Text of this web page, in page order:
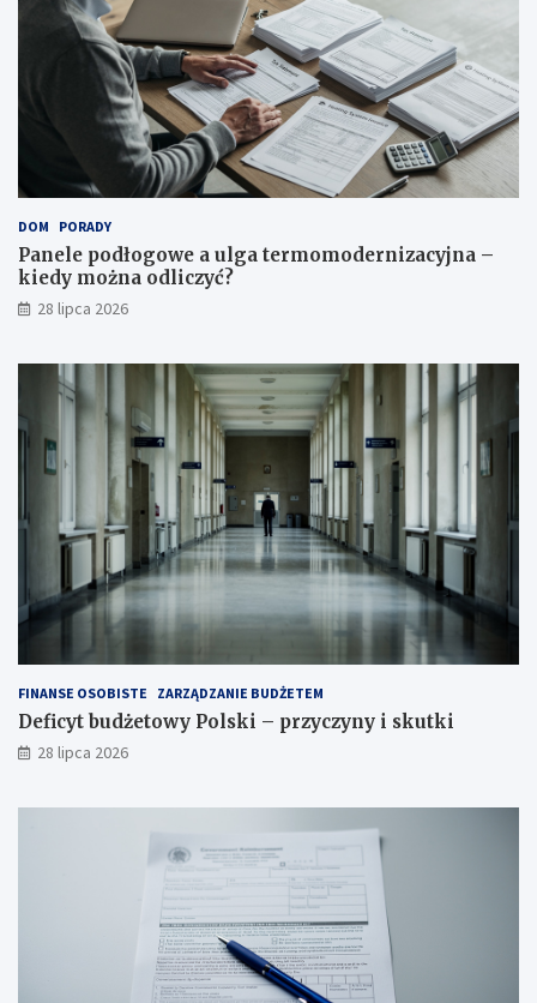
DOM PORADY
Panele podłogowe a ulga termomodernizacyjna –
kiedy można odliczyć?
28 lipca 2026
FINANSE OSOBISTE ZARZĄDZANIE BUDŻETEM
Deficyt budżetowy Polski – przyczyny i skutki
28 lipca 2026